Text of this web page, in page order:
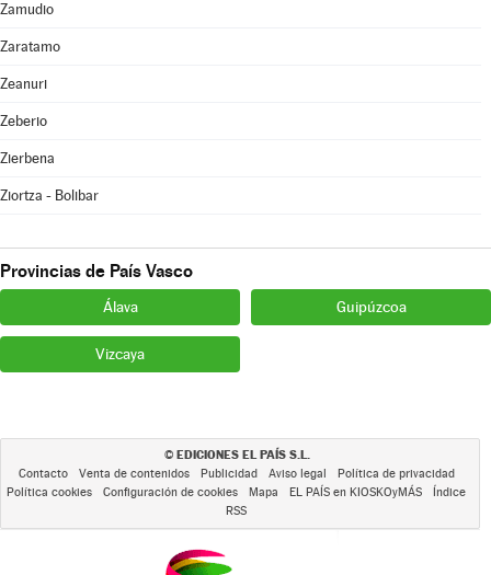
Zamudio
Zaratamo
Zeanuri
Zeberio
Zierbena
Ziortza - Bolibar
Provincias de País Vasco
Álava Guipúzcoa
Vizcaya
© EDICIONES EL PAÍS S.L.
Contacto Venta de contenidos Publicidad Aviso legal
Política de privacidad
Política cookies
Configuración de cookies Mapa EL PAÍS en KIOSKOyMÁS
Índice
RSS